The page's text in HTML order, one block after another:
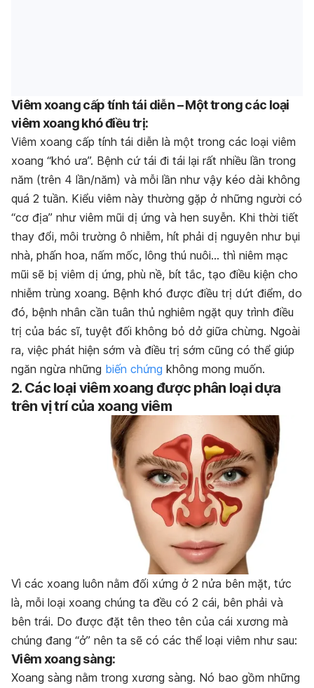
Viêm xoang cấp tính tái diễn – Một trong các loại
viêm xoang khó điều trị:
Viêm xoang cấp tính tái diễn là một trong các loại viêm
xoang “khó ưa”. Bệnh cứ tái đi tái lại rất nhiều lần trong
năm (trên 4 lần/năm) và mỗi lần như vậy kéo dài không
quá 2 tuần. Kiểu viêm này thường gặp ở những người có
“cơ địa” như viêm mũi dị ứng và hen suyễn. Khi thời tiết
thay đổi, môi trường ô nhiễm, hít phải dị nguyên như bụi
nhà, phấn hoa, nấm mốc, lông thú nuôi… thì niêm mạc
mũi sẽ bị viêm dị ứng, phù nề, bít tắc, tạo điều kiện cho
nhiễm trùng xoang. Bệnh khó được điều trị dứt điểm, do
đó, bệnh nhân cần tuân thủ nghiêm ngặt quy trình điều
trị của bác sĩ, tuyệt đối không bỏ dở giữa chừng. Ngoài
ra, việc phát hiện sớm và điều trị sớm cũng có thể giúp
ngăn ngừa những biến chứng không mong muốn.
2. Các loại viêm xoang được phân loại dựa
trên vị trí của xoang viêm
Vì các xoang luôn nằm đối xứng ở 2 nửa bên mặt, tức
là, mỗi loại xoang chúng ta đều có 2 cái, bên phải và
bên trái. Do được đặt tên theo tên của cái xương mà
chúng đang “ở” nên ta sẽ có các thể loại viêm như sau:
Viêm xoang sàng:
Xoang sàng nằm trong xương sàng. Nó bao gồm những